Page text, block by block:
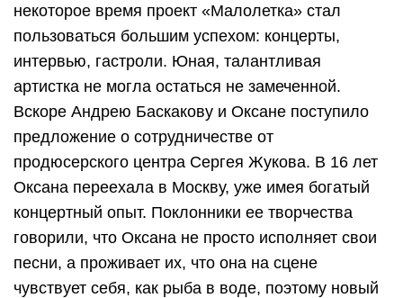
некоторое время проект «Малолетка» стал
пользоваться большим успехом: концерты,
интервью, гастроли. Юная, талантливая
артистка не могла остаться не замеченной.
Вскоре Андрею Баскакову и Оксане поступило
предложение о сотрудничестве от
продюсерского центра Сергея Жукова. В 16 лет
Оксана переехала в Москву, уже имея богатый
концертный опыт. Поклонники ее творчества
говорили, что Оксана не просто исполняет свои
песни, а проживает их, что она на сцене
чувствует себя, как рыба в воде, поэтому новый